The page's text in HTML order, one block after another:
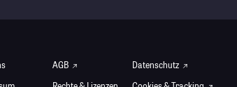
AGB
Datenschutz